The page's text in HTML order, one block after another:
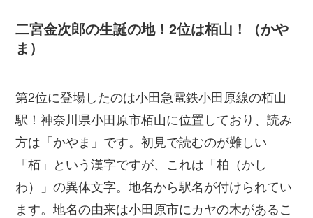
二宮金次郎の生誕の地！2位は栢山！（かや
ま）
第2位に登場したのは小田急電鉄小田原線の栢山
駅！神奈川県小田原市栢山に位置しており、読み
方は「かやま」です。初見で読むのが難しい
「栢」という漢字ですが、これは「柏（かし
わ）」の異体文字。地名から駅名が付けられてい
ます。地名の由来は小田原市にカヤの木があるこ